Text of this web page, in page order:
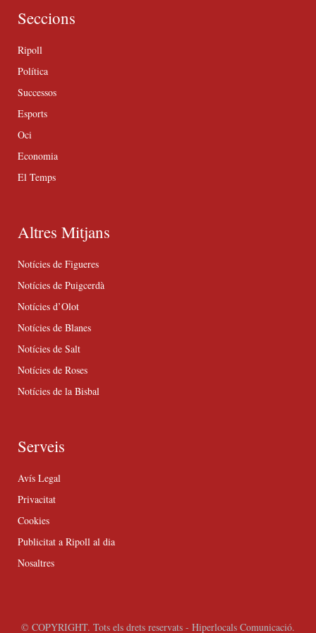
Seccions
Ripoll
Política
Successos
Esports
Oci
Economia
El Temps
Altres Mitjans
Notícies de Figueres
Notícies de Puigcerdà
Notícies d’Olot
Notícies de Blanes
Notícies de Salt
Notícies de Roses
Notícies de la Bisbal
Serveis
Avís Legal
Privacitat
Cookies
Publicitat a Ripoll al dia
Nosaltres
© COPYRIGHT. Tots els drets reservats - Hiperlocals Comunicació.